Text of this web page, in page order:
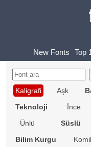
New Fonts Top
Kaligrafi
Aşk
Teknoloji
İnce
Ünlü
Süslü
Bilim Kurgu